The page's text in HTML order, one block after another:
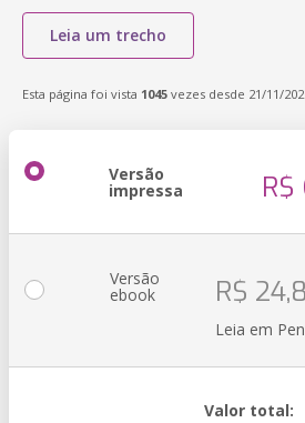
Leia um trecho
Esta página foi vista 1045 vezes desde 21/11/
Versão
impressa R$
Versão
ebook R$
Leia em
Valor total: